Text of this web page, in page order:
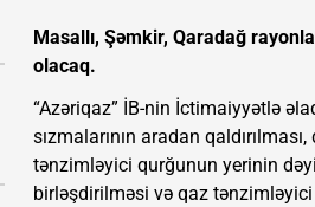
Masallı, Şəmkir, Qaradağ
olacaq.
“Azəriqaz” İB-nin İctimaiyyətlə
sızmalarının aradan
tənzimləyici qurğunun yerinin
birləşdirilməsi və qaz